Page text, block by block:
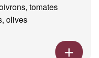
tomates
olives